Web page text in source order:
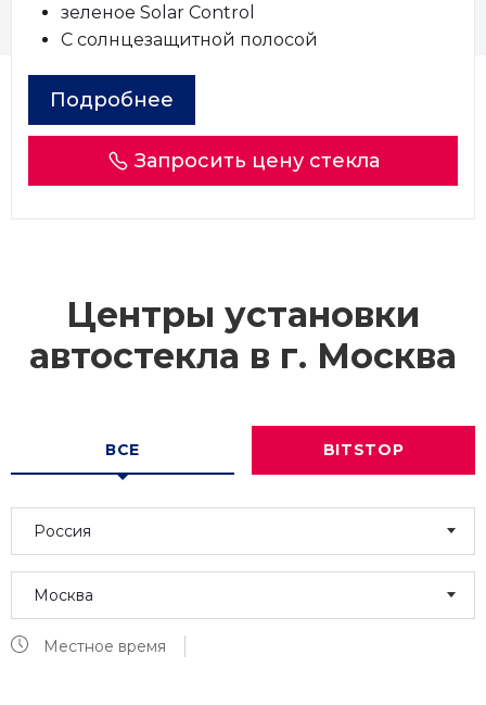
зеленое Solar Control
С солнцезащитной полосой
Подробнее
Запросить цену стекла
Центры установки
автостекла в г. Москва
ВСЕ BITSTOP
Россия
Москва
Местное время